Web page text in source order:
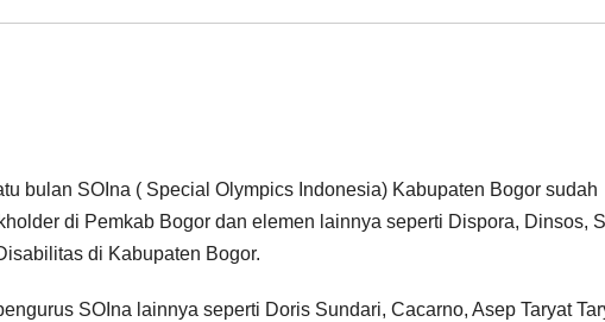
bulan SOIna ( Special Olympics Indonesia) Kabupaten Bogor sudah
di Pemkab Bogor dan elemen lainnya seperti Dispora, Dinsos,
di Kabupaten Bogor.
SOIna lainnya seperti Doris Sundari, Cacarno, Asep Taryat